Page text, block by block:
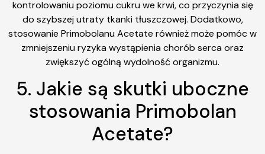
kontrolowaniu poziomu cukru we krwi, co przyczynia się
do szybszej utraty tkanki tłuszczowej. Dodatkowo,
stosowanie Primobolanu Acetate również może pomóc w
zmniejszeniu ryzyka wystąpienia chorób serca oraz
zwiększyć ogólną wydolność organizmu.
5. Jakie są skutki uboczne
stosowania Primobolan
Acetate?